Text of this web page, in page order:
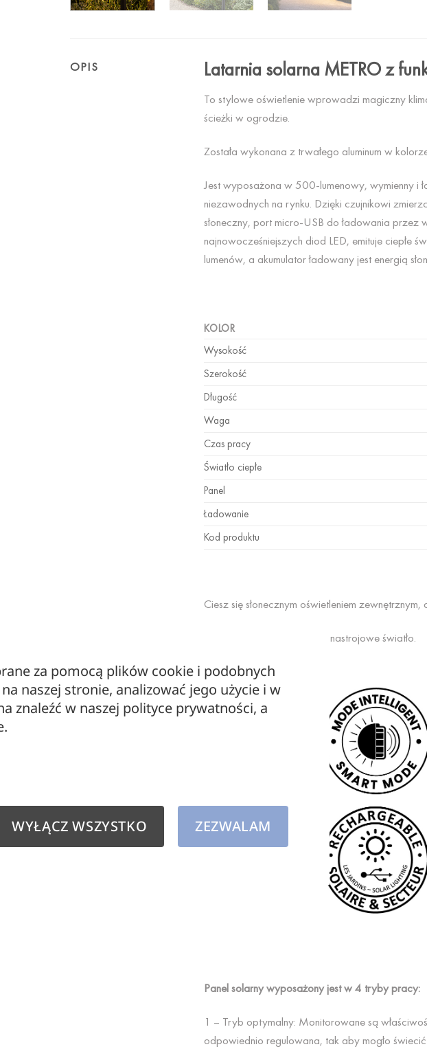
OPIS Latarnia solarna METRO z
To stylowe oświetlenie wprowadzi magiczny
ścieżki w ogrodzie.
Została wykonana z trwałego aluminum w
Jest wyposażona w 500-lumenowy, wymienny i
niezawodnych na rynku. Dzięki czujnikowi
słoneczny, port micro-USB do ładowania
najnowocześniejszych diod LED, emituje ciepłe
lumenów, a akumulator ładowany jest energią
KOLOR
Wysokość
Szerokość
Długość
Waga
Czas pracy
Światło ciepłe
Panel
Ładowanie
Kod produktu
Ciesz się słonecznym oświetleniem
Lampion emituje przyjemne i nastrojowe światło.
Panel solarny wyposażony jest w 4 tryby pracy:
1 – Tryb optymalny: Monitorowane są
odpowiednio regulowana, tak aby mogło
za pomocą plików cookie i podobnych
naszej stronie, analizować jego użycie i w
znaleźć w naszej polityce prywatności, a
WYŁĄCZ WSZYSTKO ZEZWALAM